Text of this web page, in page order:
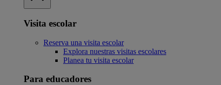
Visita escolar
Reserva una visita escolar
Explora nuestras visitas escolares
Planea tu visita escolar
Para educadores